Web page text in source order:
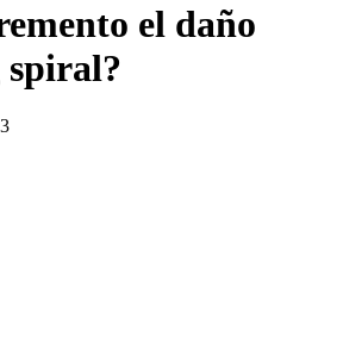
el daño
spiral?